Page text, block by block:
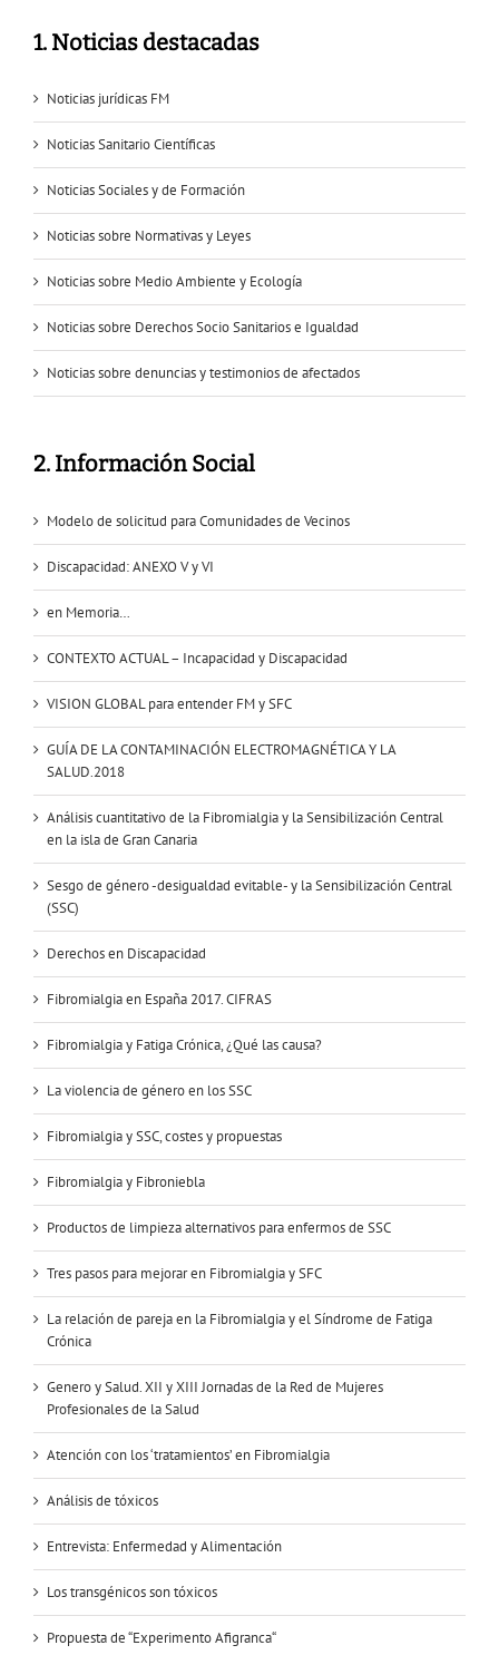
1. Noticias destacadas
Noticias jurídicas FM
Noticias Sanitario Científicas
Noticias Sociales y de Formación
Noticias sobre Normativas y Leyes
Noticias sobre Medio Ambiente y Ecología
Noticias sobre Derechos Socio Sanitarios e Igualdad
Noticias sobre denuncias y testimonios de afectados
2. Información Social
Modelo de solicitud para Comunidades de Vecinos
Discapacidad: ANEXO V y VI
en Memoria…
CONTEXTO ACTUAL – Incapacidad y Discapacidad
VISION GLOBAL para entender FM y SFC
GUÍA DE LA CONTAMINACIÓN ELECTROMAGNÉTICA Y LA
SALUD.2018
Análisis cuantitativo de la Fibromialgia y la Sensibilización Central
en la isla de Gran Canaria
Sesgo de género -desigualdad evitable- y la Sensibilización Central
(SSC)
Derechos en Discapacidad
Fibromialgia en España 2017. CIFRAS
Fibromialgia y Fatiga Crónica, ¿Qué las causa?
La violencia de género en los SSC
Fibromialgia y SSC, costes y propuestas
Fibromialgia y Fibroniebla
Productos de limpieza alternativos para enfermos de SSC
Tres pasos para mejorar en Fibromialgia y SFC
La relación de pareja en la Fibromialgia y el Síndrome de Fatiga
Crónica
Genero y Salud. XII y XIII Jornadas de la Red de Mujeres
Profesionales de la Salud
Atención con los ‘tratamientos’ en Fibromialgia
Análisis de tóxicos
Entrevista: Enfermedad y Alimentación
Los transgénicos son tóxicos
Propuesta de “Experimento Afigranca“